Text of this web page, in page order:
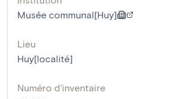
Musée communal[Huy]
Lieu
Huy[localité]
Numéro d'inventaire